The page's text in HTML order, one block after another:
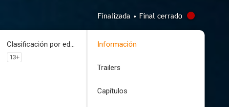
Finalizada • Final cerrado
Clasificación por edades
13+
Información
Trailers
Capítulos